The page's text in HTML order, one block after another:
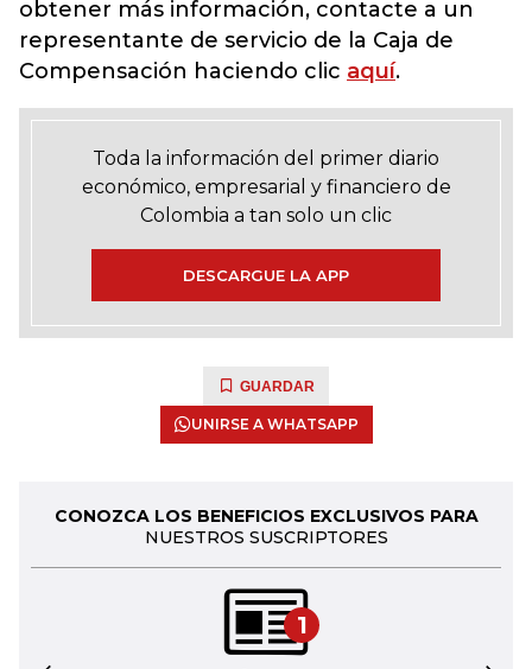
obtener más información, contacte a un
representante de servicio de la Caja de
Compensación haciendo clic aquí.
Toda la información del primer diario
económico, empresarial y financiero de
Colombia a tan solo un clic
DESCARGUE LA APP
GUARDAR
UNIRSE A WHATSAPP
CONOZCA LOS BENEFICIOS EXCLUSIVOS PARA
NUESTROS SUSCRIPTORES
1